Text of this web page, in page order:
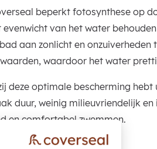
beperkt fotosynthese op
evenwicht van het water
aan zonlicht en
waardoor het water
deze optimale bescherming
duur, weinig milieuvriendelijk
en comfortabel zwemmen.